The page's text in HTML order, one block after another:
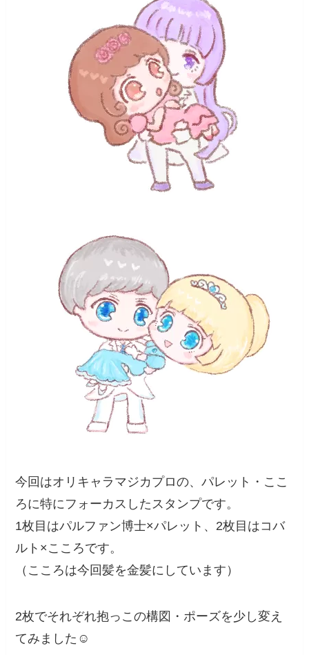
今回はオリキャラマジカプロの、パレット・ここ
ろに特にフォーカスしたスタンプです。
1枚目はパルファン博士×パレット、2枚目はコバ
ルト×こころです。
（こころは今回髪を金髪にしています）
2枚でそれぞれ抱っこの構図・ポーズを少し変え
てみました☺️